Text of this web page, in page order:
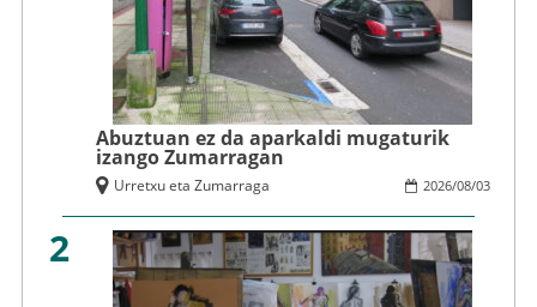
Abuztuan ez da aparkaldi mugaturik
izango Zumarragan
2026/08/03
Urretxu eta Zumarraga
2